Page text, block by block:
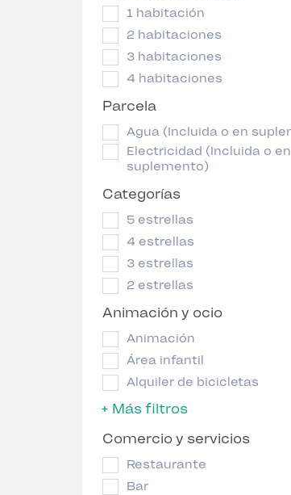
1 habitación
2 habitaciones
3 habitaciones
4 habitaciones
Parcela
Agua (Incluida o en
Electricidad (Incluida o en
suplemento)
Categorías
5 estrellas
4 estrellas
3 estrellas
2 estrellas
Animación y ocio
Animación
Área infantil
Alquiler de bicicletas
+ Más filtros
Comercio y servicios
Restaurante
Bar